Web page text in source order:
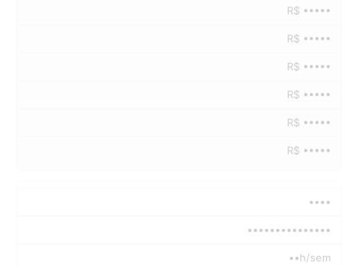
R$ •••••
R$ •••••
R$ •••••
R$ •••••
R$ •••••
R$ •••••
••••
•••••••••••••••
••h/sem